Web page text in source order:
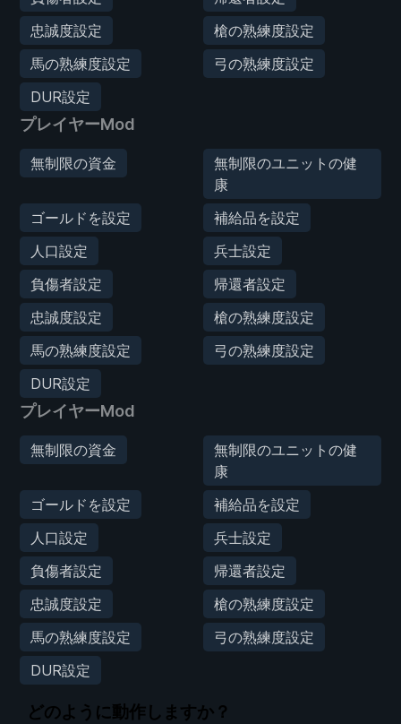
忠誠度設定
槍の熟練度設定
馬の熟練度設定
弓の熟練度設定
DUR設定
プレイヤーMod
無制限の資金
無制限のユニットの健
康
ゴールドを設定
補給品を設定
人口設定
兵士設定
負傷者設定
帰還者設定
忠誠度設定
槍の熟練度設定
馬の熟練度設定
弓の熟練度設定
DUR設定
プレイヤーMod
無制限の資金
無制限のユニットの健
康
ゴールドを設定
補給品を設定
人口設定
兵士設定
負傷者設定
帰還者設定
忠誠度設定
槍の熟練度設定
馬の熟練度設定
弓の熟練度設定
DUR設定
どのように動作しますか？